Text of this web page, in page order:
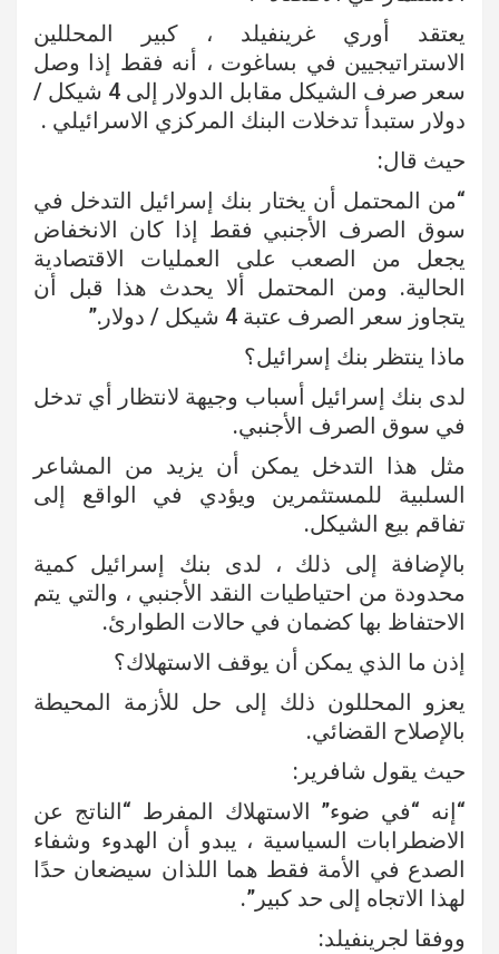
يعتقد أوري غرينفيلد ، كبير المحللين
الاستراتيجيين في بساغوت ، أنه فقط إذا وصل
سعر صرف الشيكل مقابل الدولار إلى 4 شيكل /
دولار ستبدأ تدخلات البنك المركزي الاسرائيلي .
حيث قال:
“من المحتمل أن يختار بنك إسرائيل التدخل في
سوق الصرف الأجنبي فقط إذا كان الانخفاض
يجعل من الصعب على العمليات الاقتصادية
الحالية. ومن المحتمل ألا يحدث هذا قبل أن
يتجاوز سعر الصرف عتبة 4 شيكل / دولار.”
ماذا ينتظر بنك إسرائيل؟
لدى بنك إسرائيل أسباب وجيهة لانتظار أي تدخل
في سوق الصرف الأجنبي.
مثل هذا التدخل يمكن أن يزيد من المشاعر
السلبية للمستثمرين ويؤدي في الواقع إلى
تفاقم بيع الشيكل.
بالإضافة إلى ذلك ، لدى بنك إسرائيل كمية
محدودة من احتياطيات النقد الأجنبي ، والتي يتم
الاحتفاظ بها كضمان في حالات الطوارئ.
إذن ما الذي يمكن أن يوقف الاستهلاك؟
يعزو المحللون ذلك إلى حل للأزمة المحيطة
بالإصلاح القضائي.
حيث يقول شافرير:
“إنه “في ضوء” الاستهلاك المفرط “الناتج عن
الاضطرابات السياسية ، يبدو أن الهدوء وشفاء
الصدع في الأمة فقط هما اللذان سيضعان حدًا
لهذا الاتجاه إلى حد كبير”.
ووفقا لجرينفيلد: